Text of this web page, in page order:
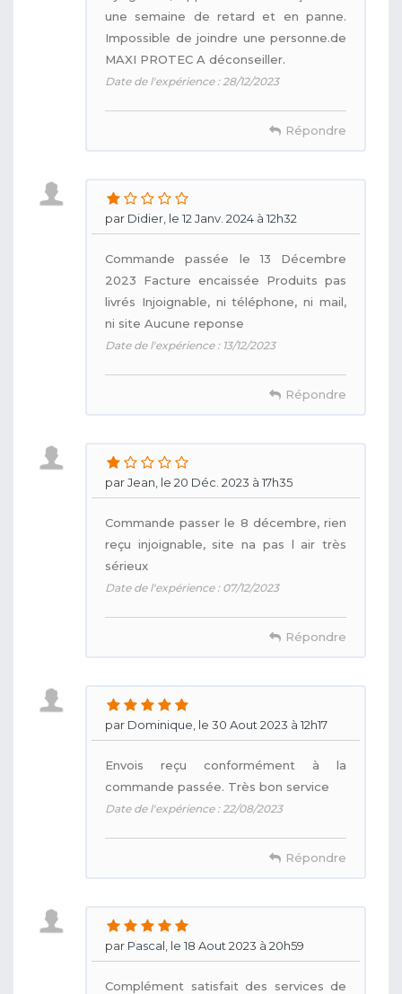
une semaine de retard et en panne.
Impossible de joindre une personne.de
MAXI PROTEC A déconseiller.
Date de l'expérience : 28/12/2023
Répondre
par Didier, le 12 Janv. 2024 à 12h32
Commande passée le 13 Décembre
2023 Facture encaissée Produits pas
livrés Injoignable, ni téléphone, ni mail,
ni site Aucune reponse
Date de l'expérience : 13/12/2023
Répondre
par Jean, le 20 Déc. 2023 à 17h35
Commande passer le 8 décembre, rien
reçu injoignable, site na pas l air très
sérieux
Date de l'expérience : 07/12/2023
Répondre
par Dominique, le 30 Aout 2023 à 12h17
Envois reçu conformément à la
commande passée. Très bon service
Date de l'expérience : 22/08/2023
Répondre
par Pascal, le 18 Aout 2023 à 20h59
Complément satisfait des services de